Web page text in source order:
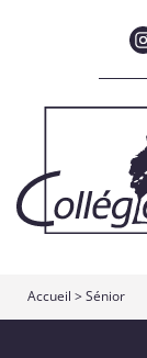
Accueil > Sénior